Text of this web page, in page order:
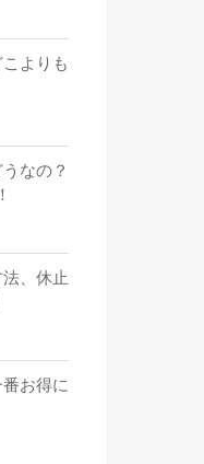
よりも
なの？
、休止
お得に